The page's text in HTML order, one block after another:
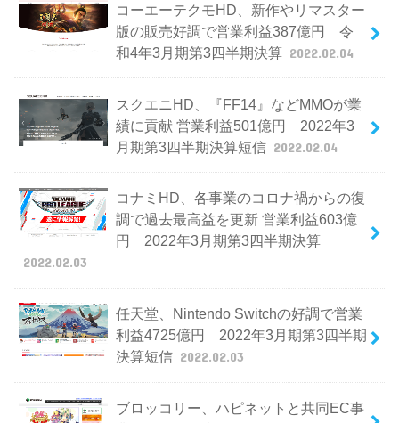
コーエーテクモHD、新作やリマスター
版の販売好調で営業利益387億円 令
和4年3月期第3四半期決算 2022.02.04
スクエニHD、『FF14』などMMOが業
績に貢献 営業利益501億円 2022年3
月期第3四半期決算短信 2022.02.04
コナミHD、各事業のコロナ禍からの復
調で過去最高益を更新 営業利益603億
円 2022年3月期第3四半期決算
2022.02.03
任天堂、Nintendo Switchの好調で営業
利益4725億円 2022年3月期第3四半期
決算短信 2022.02.03
ブロッコリー、ハピネットと共同EC事